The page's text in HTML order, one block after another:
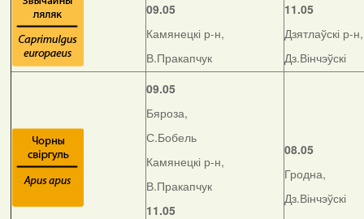
09.05
Камянецкі р-н,
В.Пракапчук
11.05
Дзятлаўскі р-н,
Дз.Вінчэўскі
09.05
Бяроза,
С.Бобель
Камянецкі р-н,
В.Пракапчук
11.05
08.05
Гродна,
Дз.Вінчэўскі